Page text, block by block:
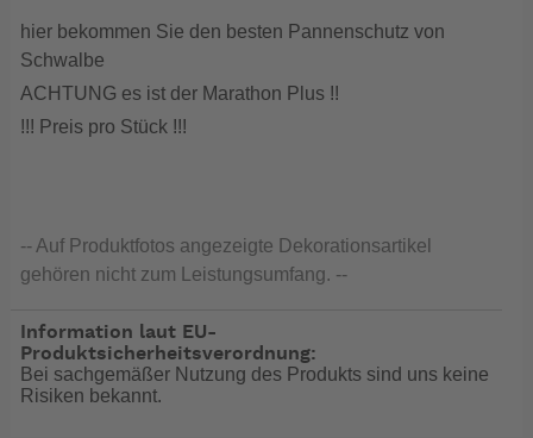
hier bekommen Sie den besten Pannenschutz von
Schwalbe
ACHTUNG es ist der Marathon Plus !!
!!! Preis pro Stück !!!
-- Auf Produktfotos angezeigte Dekorationsartikel
gehören nicht zum Leistungsumfang. --
Information laut EU-
Produktsicherheitsverordnung:
Bei sachgemäßer Nutzung des Produkts sind uns keine
Risiken bekannt.